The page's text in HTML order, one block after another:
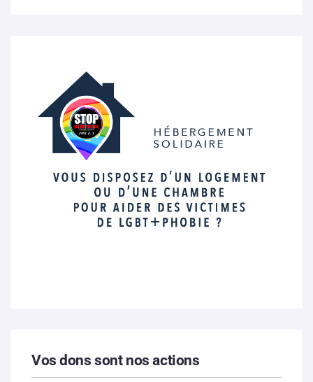
Vos dons sont nos actions